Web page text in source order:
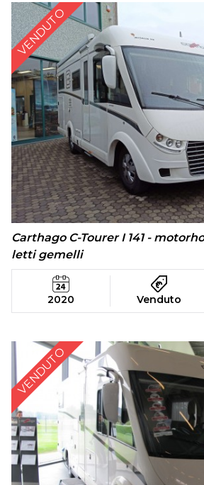
VENDUTO
Carthago C-Tourer I 141 -
letti gemelli
2020 Venduto
VENDUTO